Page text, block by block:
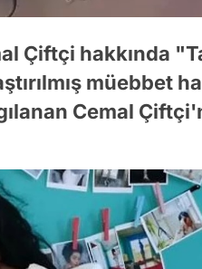
Çiftçi hakkında
müebbet
Cemal